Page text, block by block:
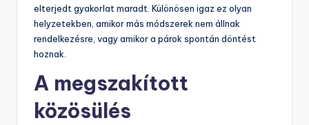
elterjedt gyakorlat maradt. Különösen igaz ez olyan
helyzetekben, amikor más módszerek nem állnak
rendelkezésre, vagy amikor a párok spontán döntést
hoznak.
A megszakított
közösülés